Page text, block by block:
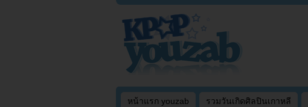
หน้าแรก youzab รวมวันเกิดศิลปินเกาหลี